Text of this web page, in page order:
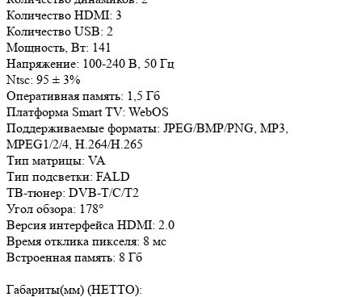
Количество HDMI: 3
Количество USB: 2
Мощность, Вт: 141
Напряжение: 100-240 В, 50 Гц
Ntsc: 95 ± 3%
Оперативная память: 1,5 Гб
Платформа Smart TV: WebOS
Поддерживаемые форматы: JPEG/BMP/PNG, MP3,
MPEG1/2/4, H.264/H.265
Тип матрицы: VA
Тип подсветки: FALD
ТВ-тюнер: DVB-T/C/T2
Угол обзора: 178°
Версия интерфейса HDMI: 2.0
Время отклика пикселя: 8 мс
Встроенная память: 8 Гб
Габариты(мм) (НЕТТО):